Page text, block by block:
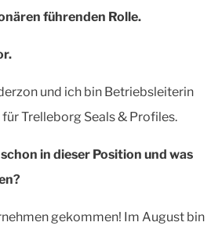
führenden Rolle.
und ich bin Betriebsleiterin
Trelleborg Seals & Profiles.
in dieser Position und was
gekommen! Im August bin